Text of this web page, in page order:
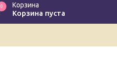
0 Корзина
Корзина пуста